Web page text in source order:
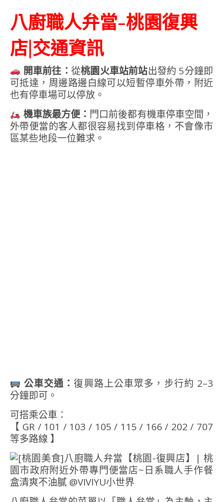
八廚職人弁當-桃園復興
店|交通資訊
開車前往∶ 從桃園火車站前站出發約 5分鐘即
可抵達，周邊路邊白線可以短暫停車外帶，附近
也有停車場可以停放。
機車族最方便： 門口前後都有機車停車空間，
外帶便當的客人都很容易找到停車格，不會像市
區某些地段一位難求。
公車交通：復興路上公車眾多，步行約 2–3
分鐘即可。
可搭乘公車：
【 GR / 101 / 103 / 105 / 115 / 166 / 202 / 707
等多路線 】